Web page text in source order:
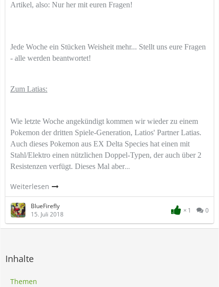
Artikel, also: Nur her mit euren Fragen!
Jede Woche ein Stücken Weisheit mehr... Stellt uns eure Fragen
- alle werden beantwortet!
Zum Latias:
Wie letzte Woche angekündigt kommen wirwieder zu einem
Pokemon der dritten Spiele-Generation, Latios' Partner Latias.
Auch dieses Pokemon aus EX Delta Species hat einen mit
Stahl/Elektro einen nützlichen Doppel-Typen, der auch über 2
Resistenzen verfügt. Dieses Mal aber…
Weiterlesen
BlueFirefly
15. Juli 2018
1 0
Inhalte
Themen